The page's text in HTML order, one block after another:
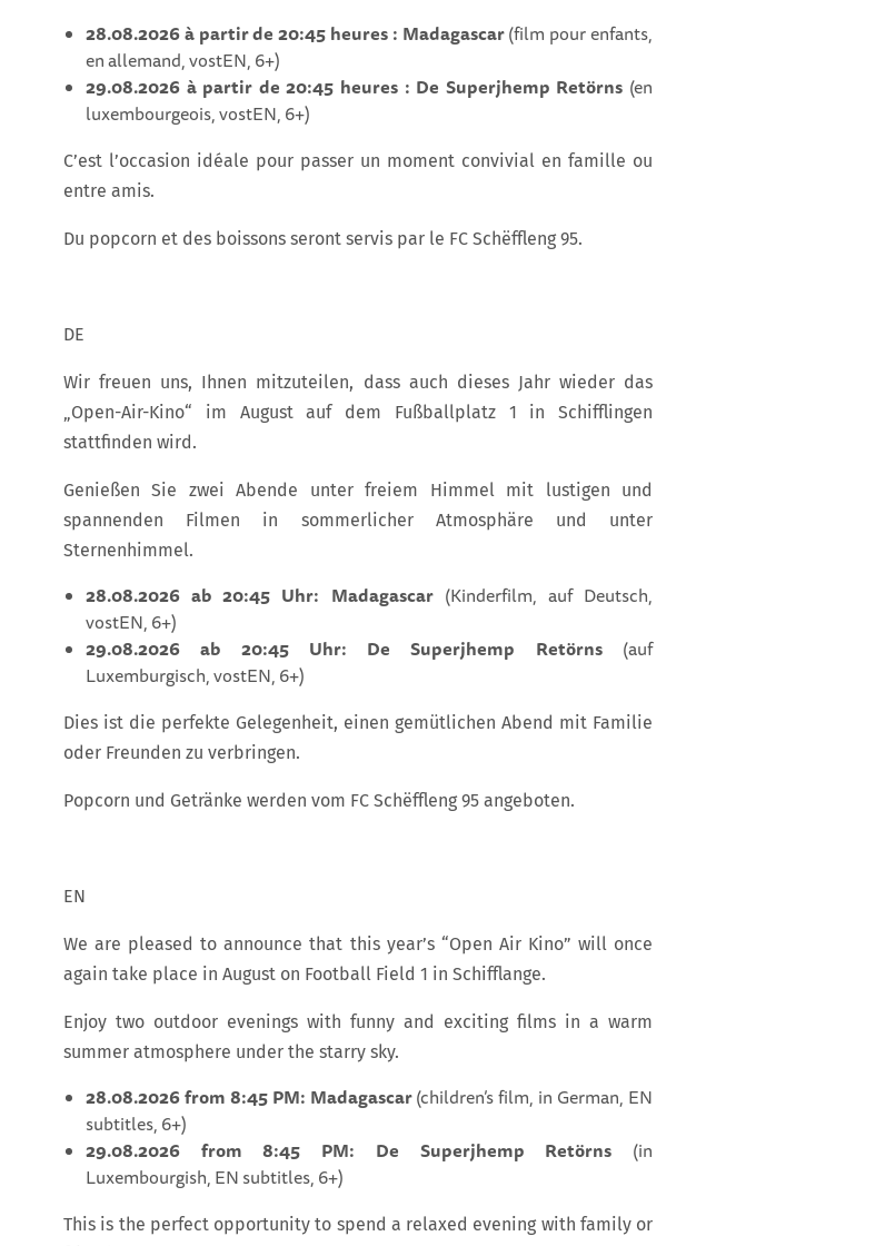
28.08.2026 à partir de 20:45 heures : Madagascar(film pour enfants,
en allemand, vostEN, 6+)
29.08.2026 à partir de 20:45 heures : De Superjhemp Retörns (en
luxembourgeois, vostEN, 6+)
C’est l’occasion idéale pour passer un moment convivial en famille ou
entre amis.
Du popcorn et des boissons seront servis par le FC Schëffleng 95.
DE
Wir freuen uns, Ihnen mitzuteilen, dass auch dieses Jahr wieder das
„Open-Air-Kino“ im August auf dem Fußballplatz 1 in Schifflingen
stattfinden wird.
Genießen Sie zwei Abende unter freiem Himmel mit lustigen und
spannenden Filmen in sommerlicher Atmosphäre und unter
Sternenhimmel.
28.08.2026 ab 20:45 Uhr: Madagascar(Kinderfilm, auf Deutsch,
vostEN, 6+)
29.08.2026 ab 20:45 Uhr: De Superjhemp Retörns(auf
Luxemburgisch, vostEN, 6+)
Dies ist die perfekte Gelegenheit, einen gemütlichen Abend mit Familie
oder Freunden zu verbringen.
Popcorn und Getränke werden vom FC Schëffleng 95 angeboten.
EN
We are pleased to announce that this year’s “Open Air Kino” will once
again take place in August on Football Field 1 in Schifflange.
Enjoy two outdoor evenings with funny and exciting films in a warm
summer atmosphere under the starry sky.
28.08.2026 from 8:45 PM: Madagascar(children’s film, in German, EN
subtitles, 6+)
29.08.2026 from 8:45 PM: De Superjhemp Retörns (in
Luxembourgish, EN subtitles, 6+)
This is the perfect opportunity to spend a relaxed evening with family or